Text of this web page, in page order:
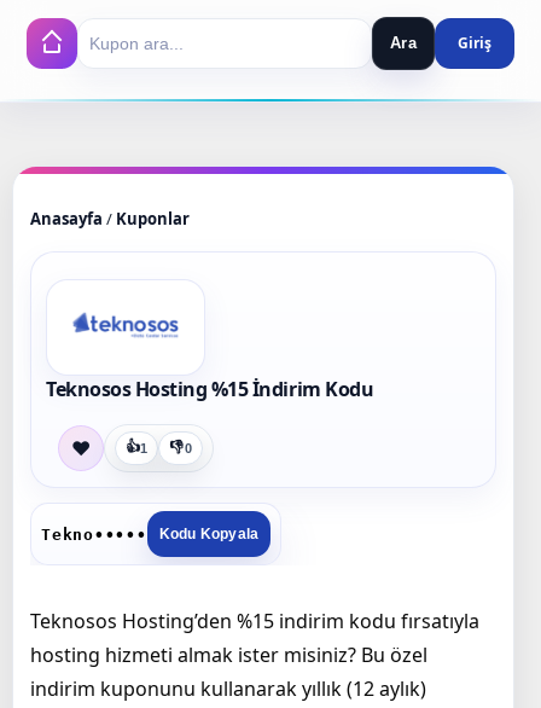
Search Ara
Anasayfa / Kuponlar
Teknosos Hosting %15 İndirim Kodu
❤ 👍1 👎0
Tekno••••• Kodu Kopyala
Teknosos Hosting’den %15 indirim kodu fırsatıyla
hosting hizmeti almak ister misiniz? Bu özel
indirim kuponunu kullanarak yıllık (12 aylık)